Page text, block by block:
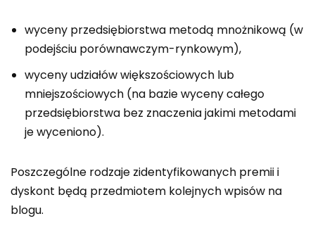
wyceny przedsiębiorstwa metodą mnożnikową (w
podejściu porównawczym-rynkowym),
wyceny udziałów większościowych lub
mniejszościowych (na bazie wyceny całego
przedsiębiorstwa bez znaczenia jakimi metodami
je wyceniono).
Poszczególne rodzaje zidentyfikowanych premii i
dyskont będą przedmiotem kolejnych wpisów na
blogu.